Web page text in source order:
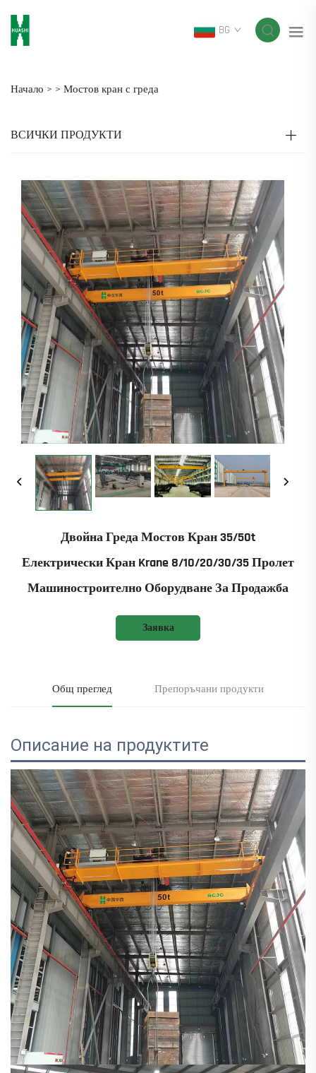
BG
Начало > > Мостов кран с греда
ВСИЧКИ ПРОДУКТИ
Двойна Греда Мостов Кран 35/50t
Електрически Кран Krane 8/10/20/30/35 Пролет
Машиностроително Оборудване За Продажба
Заявка
Общ преглед Препоръчани продукти
Описание на продуктите